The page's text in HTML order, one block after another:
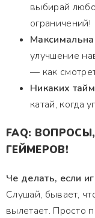
выбирай
ограничений!
улучшение
— как
Никаких
катай, когда
FAQ:
ГЕЙМЕРОВ!
Че делать, если
Слушай, бывает,
вылетает. Просто